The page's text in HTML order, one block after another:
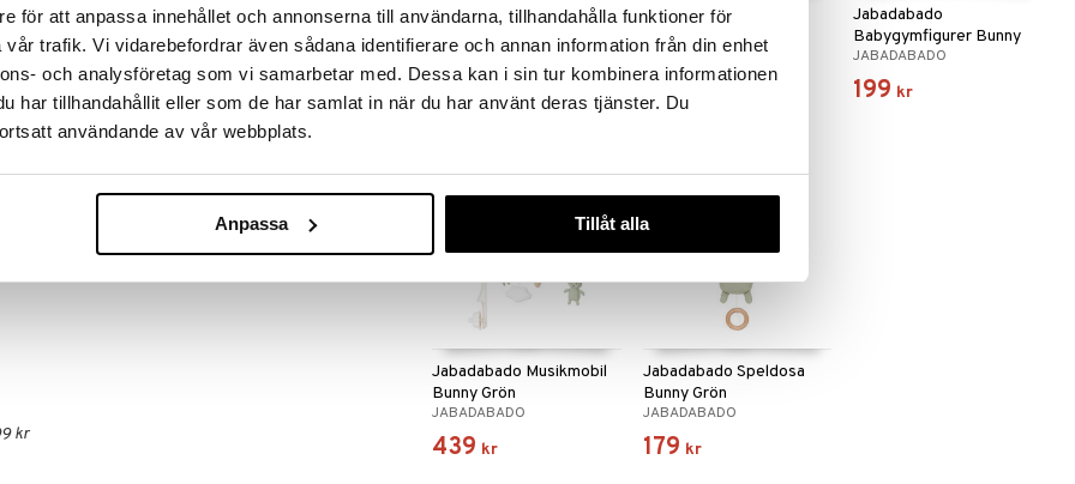
för att anpassa innehållet och annonserna till användarna, tillhandahålla funktioner för
trafik. Vi vidarebefordrar även sådana identifierare och annan information från din enhet
och analysföretag som vi samarbetar med. Dessa kan i sin tur kombinera informationen
har tillhandahållit eller som de har samlat in när du har använt deras tjänster. Du
användande av vår webbplats.
Anpassa Tillåt alla
föreställande figurerna Bunny, en
med hjälp av kardborreband och flyttas
Stjärnan är en speldosa som spelar en
har en skallra inuti sig som låter när bebisen
kommer roa och underhålla bebisen i timmar.
kr
Babygym trä grå
JABADABADO
299
Babygym trä natur
JABADABADO
349
Jabadabado
Babygymfigurer Bunny
Rosa
JABADABADO
199 kr
Jabadabado Musikmobil
Bunny Grön
JABADABADO
439 kr
Jabadabado Speldosa
Bunny Grön
JABADABADO
179 kr